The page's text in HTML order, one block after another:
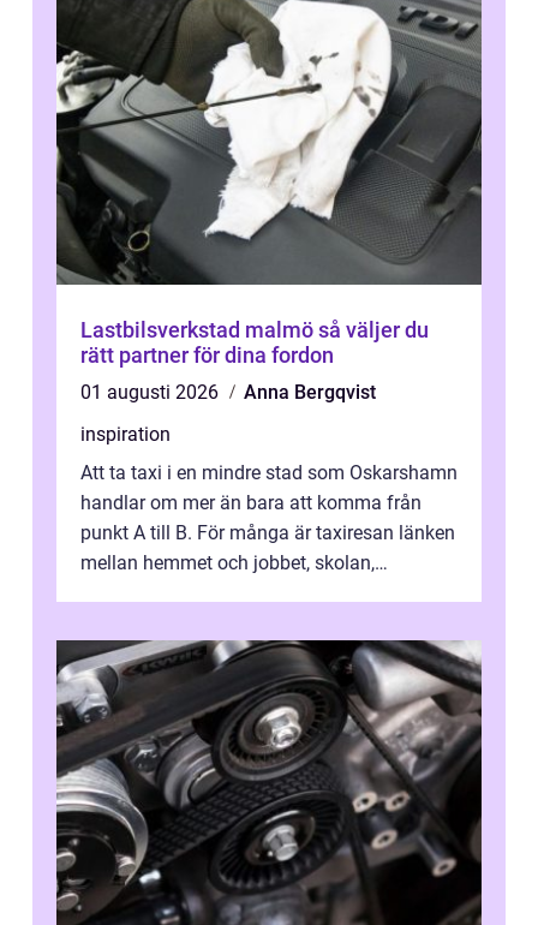
Lastbilsverkstad malmö så väljer du
rätt partner för dina fordon
01 augusti 2026
Anna Bergqvist
inspiration
Att ta taxi i en mindre stad som Oskarshamn
handlar om mer än bara att komma från
punkt A till B. För många är taxiresan länken
mellan hemmet och jobbet, skolan,